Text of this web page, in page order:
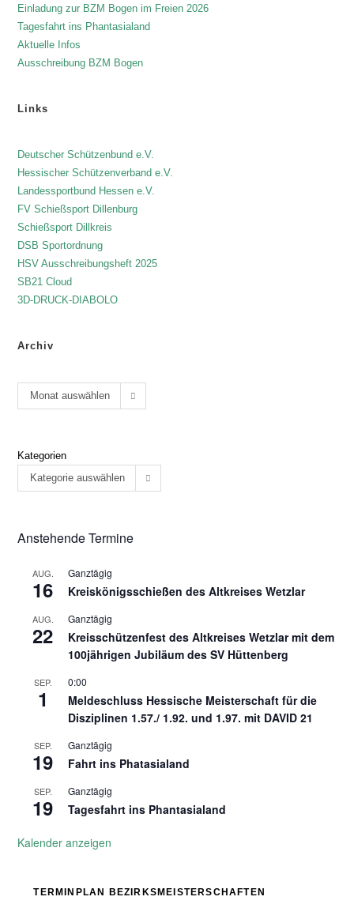
Einladung zur BZM Bogen im Freien 2026
Tagesfahrt ins Phantasialand
Aktuelle Infos
Ausschreibung BZM Bogen
Links
Deutscher Schützenbund e.V.
Hessischer Schützenverband e.V.
Landessportbund Hessen e.V.
FV Schießsport Dillenburg
Schießsport Dillkreis
DSB Sportordnung
HSV Ausschreibungsheft 2025
SB21 Cloud
3D-DRUCK-DIABOLO
Archiv
Monat auswählen
Kategorien
Kategorie auswählen
Anstehende Termine
AUG.
16
Ganztägig
Kreiskönigsschießen des Altkreises Wetzlar
AUG.
22
Ganztägig
Kreisschützenfest des Altkreises Wetzlar mit dem
100jährigen Jubiläum des SV Hüttenberg
SEP.
1
0:00
Meldeschluss Hessische Meisterschaft für die
Disziplinen 1.57./ 1.92. und 1.97. mit DAVID 21
SEP.
19
Ganztägig
Fahrt ins Phatasialand
SEP.
19
Ganztägig
Tagesfahrt ins Phantasialand
Kalender anzeigen
TERMINPLAN BEZIRKSMEISTERSCHAFTEN